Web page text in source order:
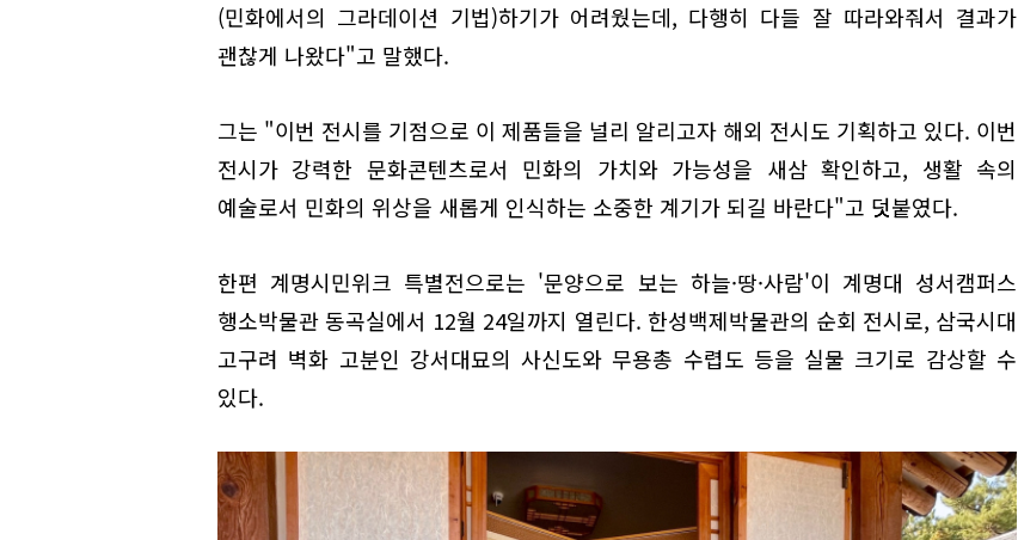
(민화에서의 그라데이션 기법)하기가 어려웠는데, 다행히 다들 잘 따라와줘서 결과가
괜찮게 나왔다"고 말했다.
그는 "이번 전시를 기점으로 이 제품들을 널리 알리고자 해외 전시도 기획하고 있다. 이번
전시가 강력한 문화콘텐츠로서 민화의 가치와 가능성을 새삼 확인하고, 생활 속의
예술로서 민화의 위상을 새롭게 인식하는 소중한 계기가 되길 바란다"고 덧붙였다.
한편 계명시민위크 특별전으로는 '문양으로 보는 하늘·땅·사람'이 계명대 성서캠퍼스
행소박물관 동곡실에서 12월 24일까지 열린다. 한성백제박물관의 순회 전시로, 삼국시대
고구려 벽화 고분인 강서대묘의 사신도와 무용총 수렵도 등을 실물 크기로 감상할 수
있다.